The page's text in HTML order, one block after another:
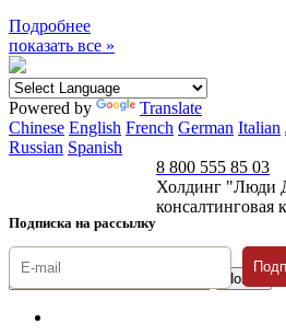
Подробнее
показать все »
Powered by
Translate
Chinese English French German Italian
Russian Spanish
Подписка на рассылку
8 800 555 85 03
Холдинг "Люди
консалтинговая